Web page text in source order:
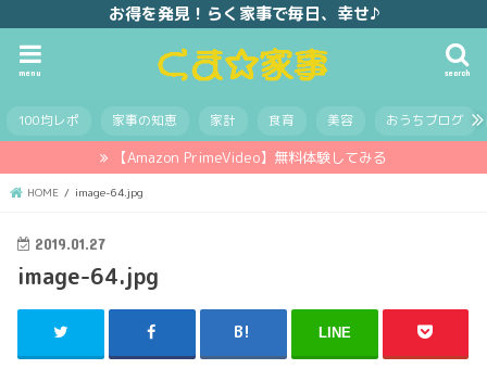
お得を発見！らく家事で毎日、幸せ♪
search
menu
100均レポ 家事の知恵 家計 食育 美容 おうちブログ
【Amazon PrimeVideo】無料体験してみる
HOME image-64.jpg
2019.01.27
image-64.jpg
LINE